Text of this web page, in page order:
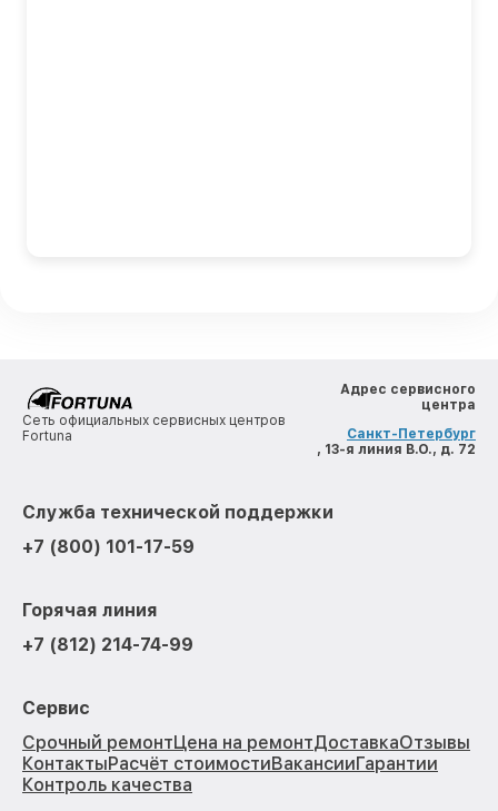
Сеть официальных сервисных центров
Fortuna
Адрес сервисного
центра
Санкт-Петербург
, 13-я линия В.О., д. 72
Служба технической поддержки
+7 (800) 101-17-59
Горячая линия
+7 (812) 214-74-99
Сервис
Срочный ремонтЦена на ремонтДоставкаОтзывы
КонтактыРасчёт стоимостиВакансииГарантии
Контроль качества